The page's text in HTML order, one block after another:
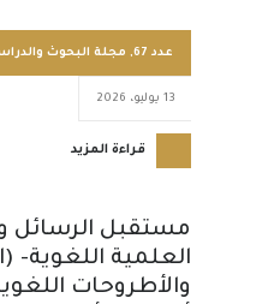
عدد 67 , مجلة البحوث
13 يوليو، 2026
قراءة المزيد
مستقبل الرسائل
العلمية اللغوية-
والأطروحات